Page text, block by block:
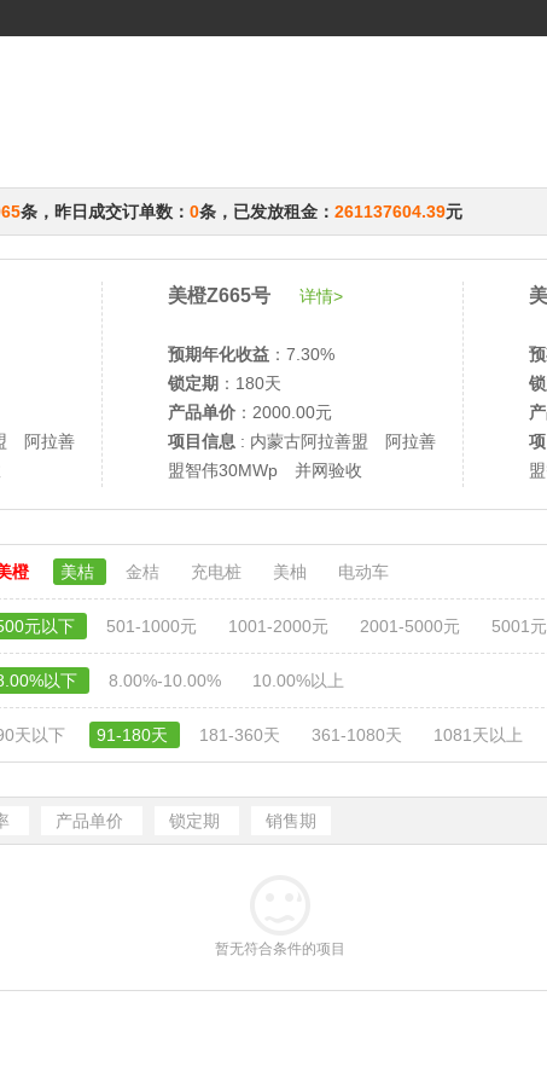
条，昨日成交订单数： 0条，已发放租金： 261137604.39元
阿拉善
美橙Z665号 详情>
预期年化收益 ：7.30%
锁定期 ：180天
产品单价 ：2000.00元
项目信息 : 内蒙古阿拉善盟 阿拉善
盟智伟30MWp 并网验收
橙 美桔 金桔 充电桩 美柚 电动车
元以下 501-1000元 1001-2000元 2001-5000元 5001
以下 8.00%-10.00% 10.00%以上
天以下 91-180天 181-360天 361-1080天 1081天以上
产品单价 锁定期 销售期
暂无符合条件的项目